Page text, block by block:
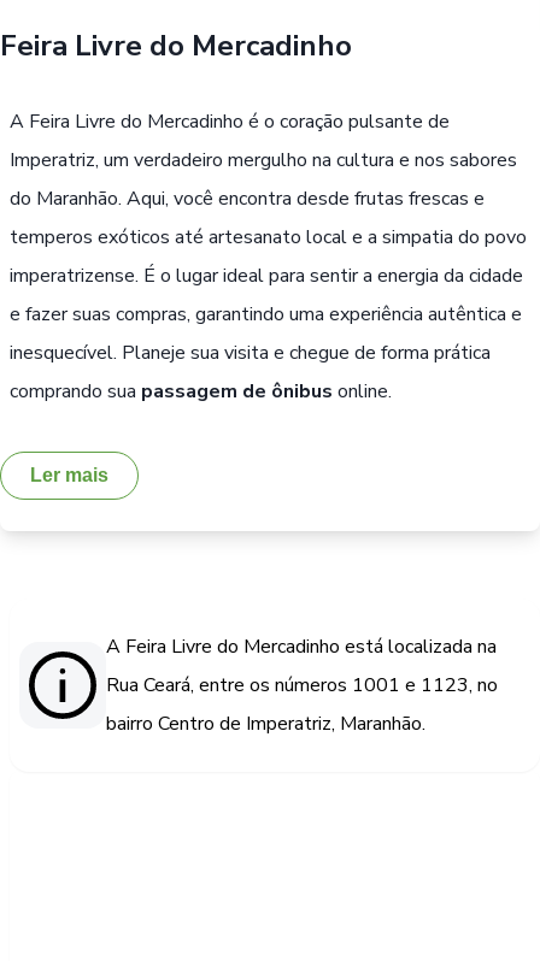
Feira Livre do Mercadinho
A Feira Livre do Mercadinho é o coração pulsante de
Imperatriz, um verdadeiro mergulho na cultura e nos sabores
do Maranhão. Aqui, você encontra desde frutas frescas e
temperos exóticos até artesanato local e a simpatia do povo
imperatrizense. É o lugar ideal para sentir a energia da cidade
e fazer suas compras, garantindo uma experiência autêntica e
inesquecível. Planeje sua visita e chegue de forma prática
comprando sua passagem de ônibus online.
Ler mais
A Feira Livre do Mercadinho está localizada na
Rua Ceará, entre os números 1001 e 1123, no
bairro Centro de Imperatriz, Maranhão.